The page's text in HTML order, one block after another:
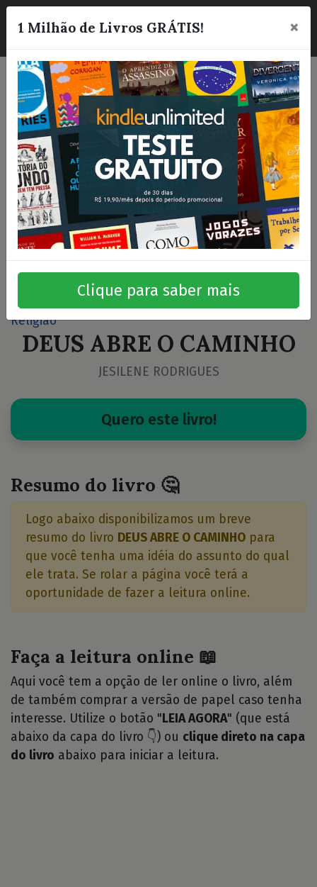
☰
Religião
DEUS ABRE O CAMINHO
JESILENE RODRIGUES
Quero este livro!
Resumo do livro 🤔
Logo abaixo disponibilizamos um breve
resumo do livro DEUS ABRE O CAMINHO para
que você tenha uma idéia do assunto do qual
ele trata. Se rolar a página você terá a
oportunidade de fazer a leitura online.
Faça a leitura online 📖
Aqui você tem a opção de ler online o livro, além
de também comprar a versão de papel caso tenha
interesse. Utilize o botão " LEIA AGORA" (que está
abaixo da capa do livro 👇) ou clique direto na capa
do livro abaixo para iniciar a leitura.
1 Milhão de Livros GRÁTIS! ×
Clique para saber mais